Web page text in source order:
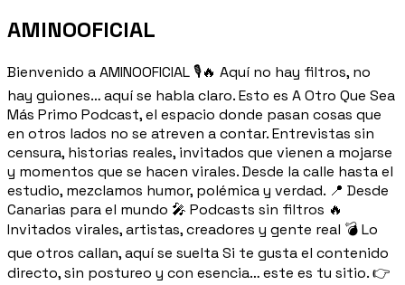
AMINOOFICIAL
Bienvenido a AMINOOFICIAL 🎙️🔥 Aquí no hay filtros, no
hay guiones… aquí se habla claro. Esto es A Otro Que Sea
Más Primo Podcast, el espacio donde pasan cosas que
en otros lados no se atreven a contar. Entrevistas sin
censura, historias reales, invitados que vienen a mojarse
y momentos que se hacen virales. Desde la calle hasta el
estudio, mezclamos humor, polémica y verdad. 📍 Desde
Canarias para el mundo 🎤 Podcasts sin filtros 🔥
Invitados virales, artistas, creadores y gente real 💣 Lo
que otros callan, aquí se suelta Si te gusta el contenido
directo, sin postureo y con esencia… este es tu sitio. 👉